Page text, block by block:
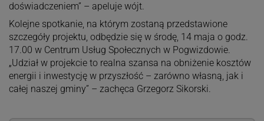
doświadczeniem” – apeluje wójt.
Kolejne spotkanie, na którym zostaną przedstawione
szczegóły projektu, odbędzie się w środę, 14 maja o godz.
17.00 w Centrum Usług Społecznych w Pogwizdowie.
„Udział w projekcie to realna szansa na obniżenie kosztów
energii i inwestycję w przyszłość – zarówno własną, jak i
całej naszej gminy” – zachęca Grzegorz Sikorski.